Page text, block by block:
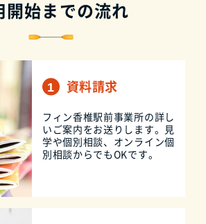
開始までの流れ
資料請求
フィン香椎駅前事業所の詳し
いご案内をお送りします。見
学や個別相談、オンライン個
別相談からでもOKです。